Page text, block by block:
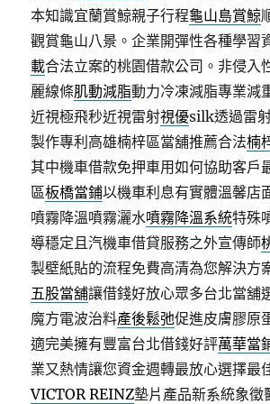
本知識宜蘭賞鯨親子行程龜山島賞鯨
觀賞龜山八景。企業開彈性各種學習
載合法立案的桃園借款公司。非侵入
麗線條肌動減脂動力冷凍減脂專業減
近視極飛秒近視雷射視優silk透過雷
製作專利高雄楠梓區當舖推薦合法楠
其中機車借款免押車用如何協助客戶
區板橋當鋪以機車利息有實體溫馨店
噴霧降溫噴霧灑水噴霧降溫系統特殊
導穩定且汽機車借貸服務之外宣傳師
製壁紙貼的流程免費高清為您解決方
五股當舖讓借錢好放心眾多台北當舖
魔方電波治料產後鬆弛促進皮膚膠原
適完美擁有豐富台北借錢好評萬華當
業又熱情讓您資金週轉最放心選擇最
VICTOR REINZ墊片產品新系統象徵